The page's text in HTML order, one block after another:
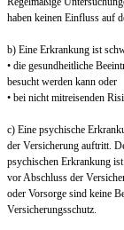
haben keinen Einfluss auf
b) Eine Erkrankung ist
• die gesundheitliche
besucht werden kann oder
• bei nicht mitreisenden
c) Eine psychische
der Versicherung auftritt.
psychischen Erkrankung
vor Abschluss der
oder Vorsorge sind keine
Versicherungsschutz.